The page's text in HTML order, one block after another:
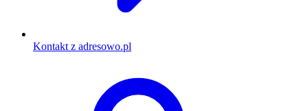
Kontakt z adresowo.pl